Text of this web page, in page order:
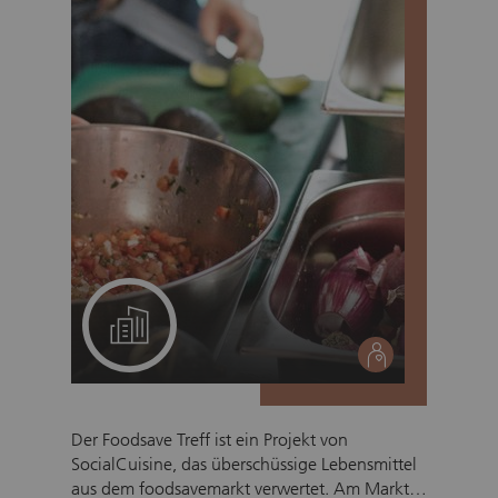
Ein Projekt für Ihr Team
social
Der Foodsave Treff ist ein Projekt von
SocialCuisine, das überschüssige Lebensmittel
aus dem foodsavemarkt verwertet. Am Markt